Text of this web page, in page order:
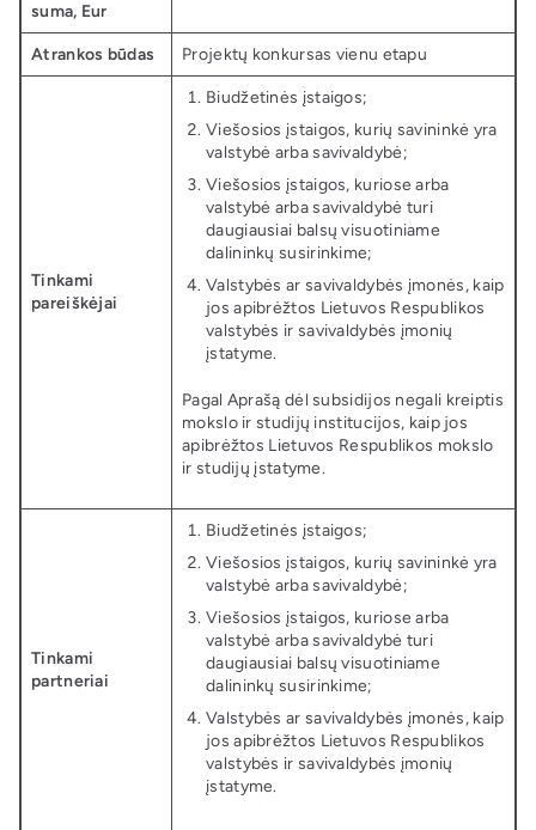
suma, Eur
Atrankos būdas Projektų konkursas vienu etapu
Tinkami
pareiškėjai
Biudžetinės įstaigos;
Viešosios įstaigos, kurių savininkė yra
valstybė arba savivaldybė;
Viešosios įstaigos, kuriose arba
valstybė arba savivaldybė turi
daugiausiai balsų visuotiniame
dalininkų susirinkime;
Valstybės ar savivaldybės įmonės, kaip
jos apibrėžtos Lietuvos Respublikos
valstybės ir savivaldybės įmonių
įstatyme.
Pagal Aprašą dėl subsidijos negali kreiptis
mokslo ir studijų institucijos, kaip jos
apibrėžtos Lietuvos Respublikos mokslo
ir studijų įstatyme.
Tinkami
partneriai
Biudžetinės įstaigos;
Viešosios įstaigos, kurių savininkė yra
valstybė arba savivaldybė;
Viešosios įstaigos, kuriose arba
valstybė arba savivaldybė turi
daugiausiai balsų visuotiniame
dalininkų susirinkime;
Valstybės ar savivaldybės įmonės, kaip
jos apibrėžtos Lietuvos Respublikos
valstybės ir savivaldybės įmonių
įstatyme.